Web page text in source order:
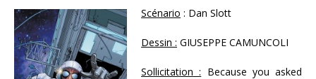
Scénario : Dan Slott
Dessin : GIUSEPPE CAMUNCOLI
Sollicitation : Because you asked